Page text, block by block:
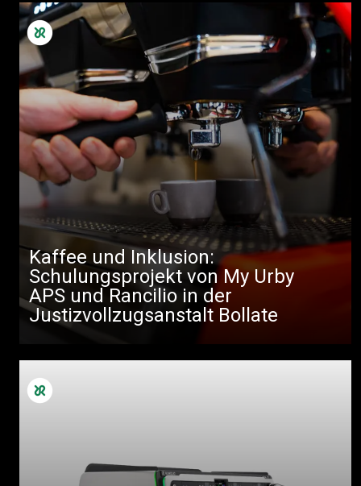
Kaffee und Inklusion:
Schulungsprojekt von My Urby
APS und Rancilio in der
Justizvollzugsanstalt Bollate